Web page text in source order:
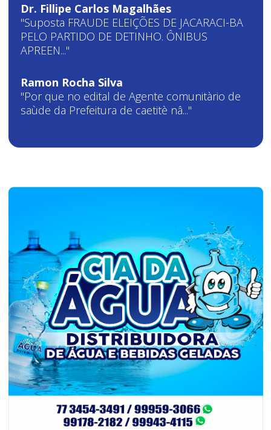
Dr. Fillipe Carlos Magalhães
"Suposta FRAUDE ELEIÇÕES DE JACARACI-BA
PELO PARTIDO DE DETINHO. ÔNIBUS
APREEN..."
Ramon Rocha Silva
"Por que no edital de Agente comunitàrio de
saùde da Prefeitura de caetitè nâ..."